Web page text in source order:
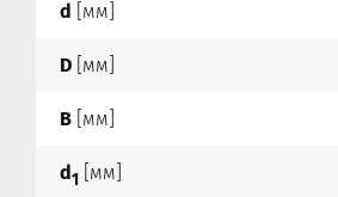
d [мм]
D [мм]
B [мм]
d1 [мм]